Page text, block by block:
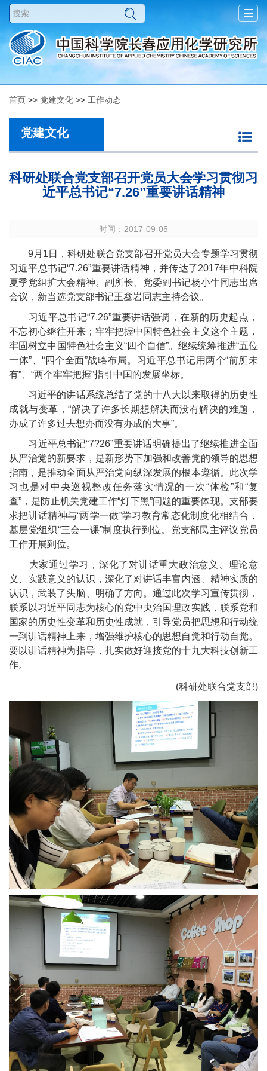
首页 >> 党建文化 >> 工作动态
党建文化
科研处联合党支部召开党员大会学习贯彻习
近平总书记“7.26”重要讲话精神
时间：2017-09-05
9月1日，科研处联合党支部召开党员大会专题学习贯彻
习近平总书记“7.26”重要讲话精神，并传达了2017年中科院
夏季党组扩大会精神。副所长、党委副书记杨小牛同志出席
会议，新当选党支部书记王鑫岩同志主持会议。
习近平总书记“7.26”重要讲话强调，在新的历史起点，
不忘初心继往开来；牢牢把握中国特色社会主义这个主题，
牢固树立中国特色社会主义“四个自信”。继续统筹推进“五位
一体”、“四个全面”战略布局。习近平总书记用两个“前所未
有”、“两个牢牢把握”指引中国的发展坐标。
习近平的讲话系统总结了党的十八大以来取得的历史性
成就与变革，“解决了许多长期想解决而没有解决的难题，
办成了许多过去想办而没有办成的大事”。
习近平总书记“7?26”重要讲话明确提出了继续推进全面
从严治党的新要求，是新形势下加强和改善党的领导的思想
指南，是推动全面从严治党向纵深发展的根本遵循。此次学
习也是对中央巡视整改任务落实情况的一次“体检”和“复
查”，是防止机关党建工作“灯下黑”问题的重要体现。支部要
求把讲话精神与“两学一做”学习教育常态化制度化相结合，
基层党组织“三会一课”制度执行到位。党支部民主评议党员
工作开展到位。
大家通过学习，深化了对讲话重大政治意义、理论意
义、实践意义的认识，深化了对讲话丰富内涵、精神实质的
认识，武装了头脑、明确了方向。通过此次学习宣传贯彻，
联系以习近平同志为核心的党中央治国理政实践，联系党和
国家的历史性变革和历史性成就，引导党员把思想和行动统
一到讲话精神上来，增强维护核心的思想自觉和行动自觉。
要以讲话精神为指导，扎实做好迎接党的十九大科技创新工
作。
(科研处联合党支部)